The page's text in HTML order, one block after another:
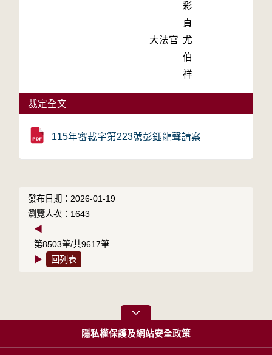
彩
貞
大法官 尤
伯
祥
裁定全文
115年審裁字第223號彭鈺龍聲請案
發布日期：2026-01-19
瀏覽人次：1643
◀
第8503筆/共9617筆
▶
回列表
隱私權保護及網站安全政策